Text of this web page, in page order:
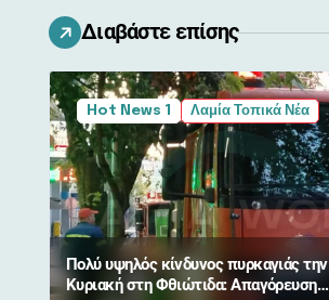
Διαβάστε επίσης
Hot News 1 Λαμία Τοπικά Νέα
Πολύ υψηλός κίνδυνος πυρκαγιάς την
Κυριακή στη Φθιώτιδα: Απαγόρευση